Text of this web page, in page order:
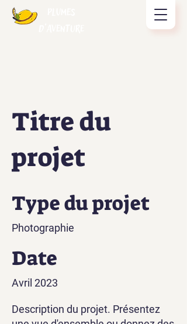
Titre du
projet
Type du projet
Photographie
Date
Avril 2023
Description du projet. Présentez